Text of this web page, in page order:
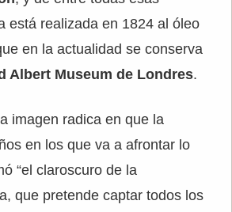
está realizada en 1824 al óleo
en la actualidad se conserva
Albert Museum de Londres.
imagen radica en que la
en los que va a afrontar lo
“el claroscuro de la
que pretende captar todos los